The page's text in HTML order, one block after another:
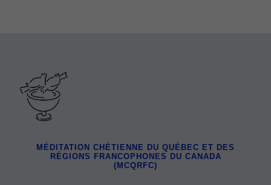
MÉDITATION CHÉTIENNE DU QUÉBEC ET DES
RÉGIONS FRANCOPHONES DU CANADA
(MCQRFC)